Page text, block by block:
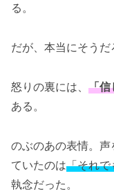
る。
だが、本当にそうだ
怒りの裏には、 「信
ある。
のぶのあの表情。
ていたのは「それで
執念だった。